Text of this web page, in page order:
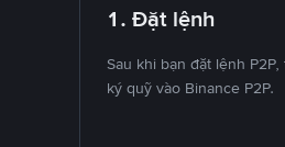
1. Đặt lệnh
Sau khi bạn đặt lệnh
ký quỹ vào Binance P2P.